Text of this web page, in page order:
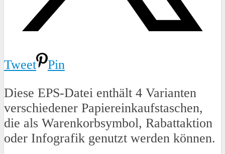
Tweet
Pin
Diese EPS-Datei enthält 4 Varianten
verschiedener Papiereinkaufstaschen,
die als Warenkorbsymbol, Rabattaktion
oder Infografik genutzt werden können.